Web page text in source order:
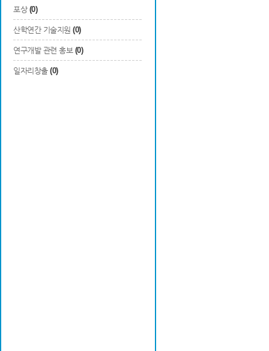
포상 (0)
산학연간 기술지원 (0)
연구개발 관련 홍보 (0)
일자리창출 (0)